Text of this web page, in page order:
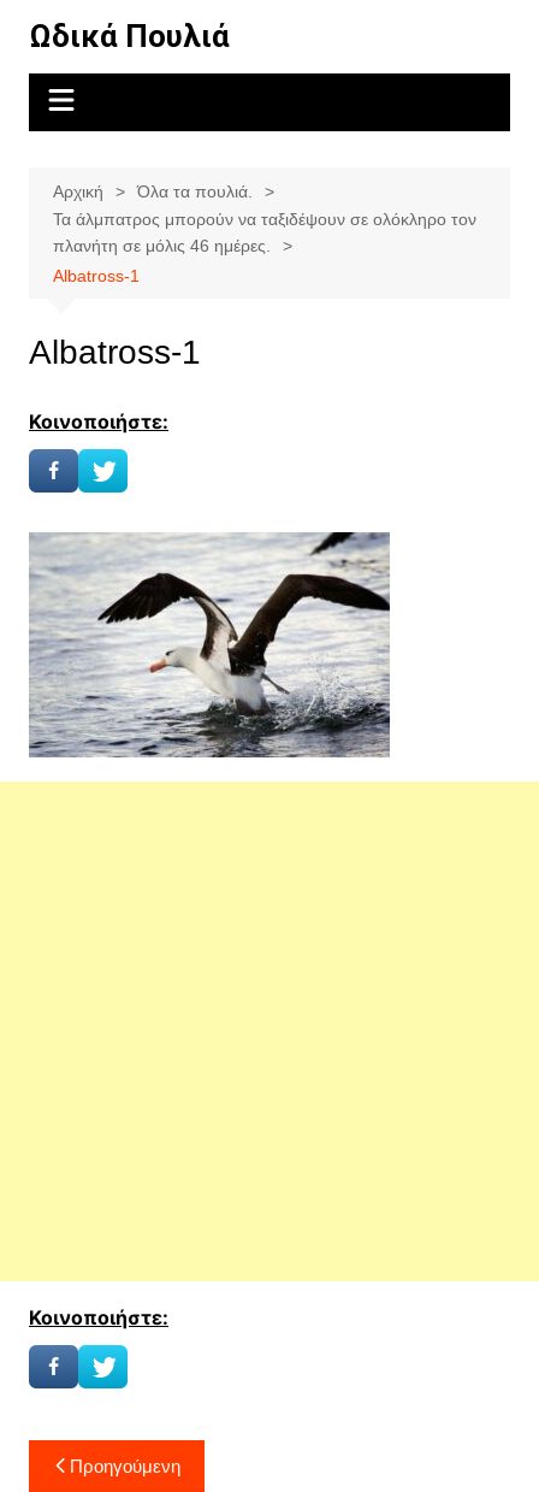
περιεχόμενο
Ωδικά Πουλιά
Αρχική
Όλα τα πουλιά.
Τα άλμπατρος μπορούν να ταξιδέψουν σε ολόκληρο τον
πλανήτη σε μόλις 46 ημέρες.
Albatross-1
Albatross-1
Κοινοποιήστε:
Κοινοποιήστε:
Πλοήγηση
Προηγούμενη